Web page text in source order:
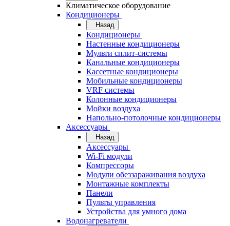
Климатическое оборудование
Кондиционеры
Назад
Кондиционеры
Настенные кондиционеры
Мульти сплит-системы
Канальные кондиционеры
Кассетные кондиционеры
Мобильные кондиционеры
VRF системы
Колонные кондиционеры
Мойки воздуха
Напольно-потолочные кондиционеры
Аксессуары
Назад
Аксессуары
Wi-Fi модули
Компрессоры
Модули обеззараживания воздуха
Монтажные комплекты
Панели
Пульты управления
Устройства для умного дома
Водонагреватели